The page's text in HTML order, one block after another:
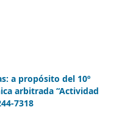
a propósito del 10º
arbitrada “Actividad
7318